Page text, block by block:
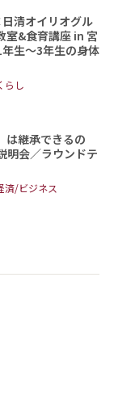
清オイリオグル
室&食育講座 in 宮
生～3年生の身体
らし
は継承できるの
会／ラウンドテ
済/ビジネス